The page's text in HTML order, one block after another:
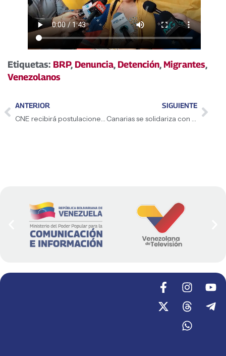
Etiquetas: BRP, Denuncia, Detención, Migrantes,
Venezolanos
ANTERIOR
CNE recibirá postulaciones del 7 al 11 de abril
SIGUIENTE
Canarias se solidariza con migrantes venezolanos